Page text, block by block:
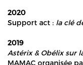
2020
Support act : la clé
2019
Astérix & Obélix sur
MAMAC organisée